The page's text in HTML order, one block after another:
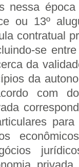
nessa
ou 13º
contratual
se
da
da
com